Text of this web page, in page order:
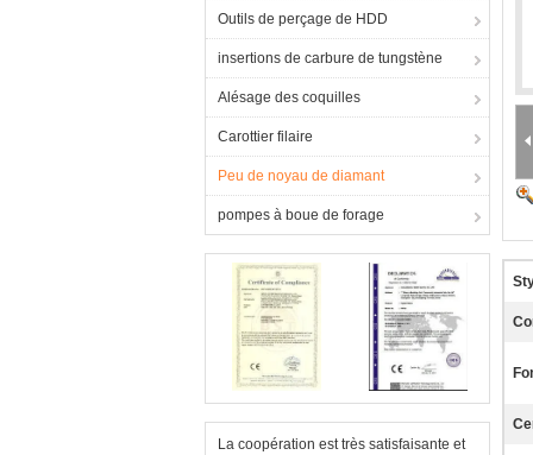
Outils de perçage de HDD
insertions de carbure de tungstène
Alésage des coquilles
Carottier filaire
Peu de noyau de diamant
pompes à boue de forage
La coopération est très satisfaisante et